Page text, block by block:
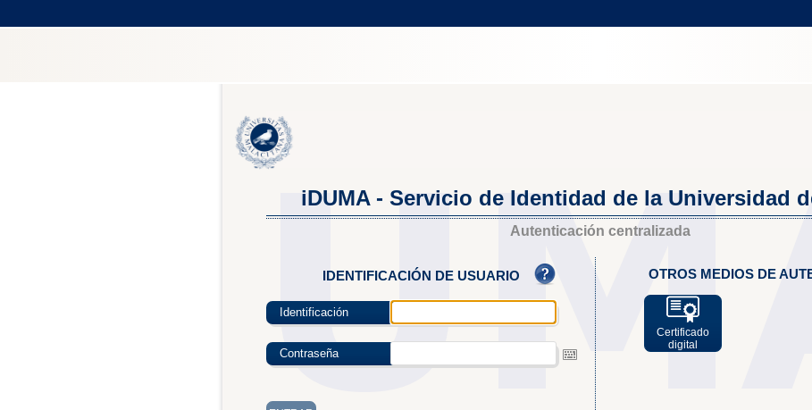
iDUMA - Servicio de Identidad de la Universidad
Autenticación centralizada
IDENTIFICACIÓN DE USUARIO
Identificación
Contraseña
OTROS MEDIOS DE
Certificado
digital